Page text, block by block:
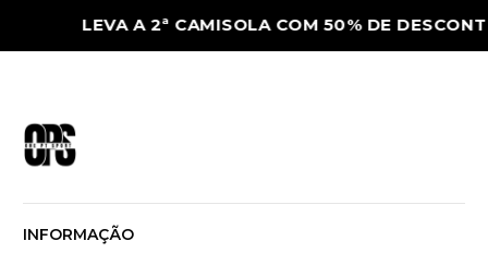
LEVA A 2ª CAMISOLA COM 50% DE DESCONTO
INFORMAÇÃO